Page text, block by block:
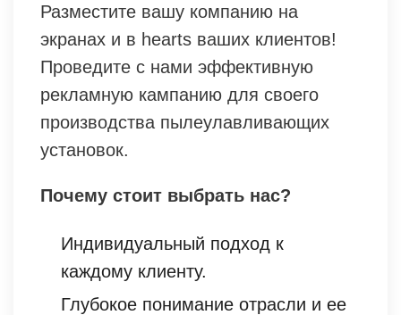
Разместите вашу компанию на
экранах и в hearts ваших клиентов!
Проведите с нами эффективную
рекламную кампанию для своего
производства пылеулавливающих
установок.
Почему стоит выбрать нас?
Индивидуальный подход к
каждому клиенту.
Глубокое понимание отрасли и ее